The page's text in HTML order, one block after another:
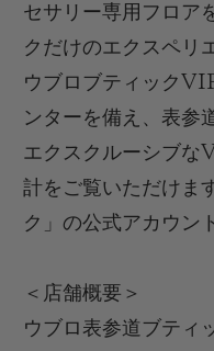
セサリー専用フロア
クだけのエクスペリ
ウブロブティック
ンターを備え 、 表参
エクスクルーシブな
計をご覧いただけま
ク」の公式アカウン
＜店舗概要＞
ウブロ表参道ブティ